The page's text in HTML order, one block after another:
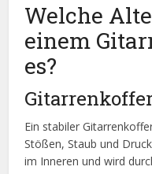
Welche
einem
es?
Ein stabiler
Stößen, Staub und
im Inneren und wird